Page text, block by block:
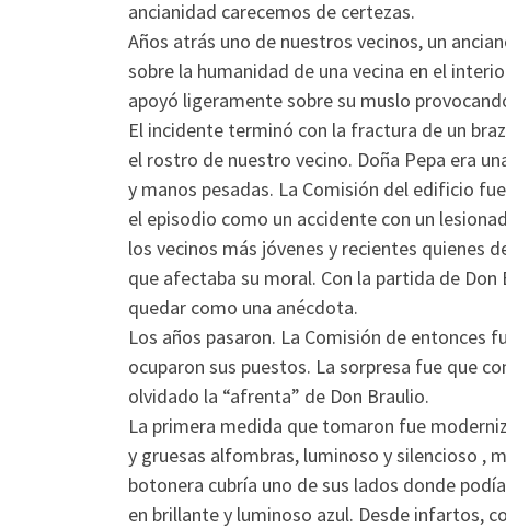
ancianidad carecemos de certezas.
Años atrás uno de nuestros vecinos, un
sobre la humanidad de una vecina en el
apoyó ligeramente sobre su muslo
El incidente terminó con la fractura de un
el rostro de nuestro vecino. Doña Pepa era
y manos pesadas. La Comisión del edificio
el episodio como un accidente con un
los vecinos más jóvenes y recientes quienes
que afectaba su moral. Con la partida de
quedar como una anécdota.
Los años pasaron. La Comisión de entonces
ocuparon sus puestos. La sorpresa fue que
olvidado la “afrenta” de Don Braulio.
La primera medida que tomaron fue
y gruesas alfombras, luminoso y silencioso ,
botonera cubría uno de sus lados donde
en brillante y luminoso azul. Desde infartos,